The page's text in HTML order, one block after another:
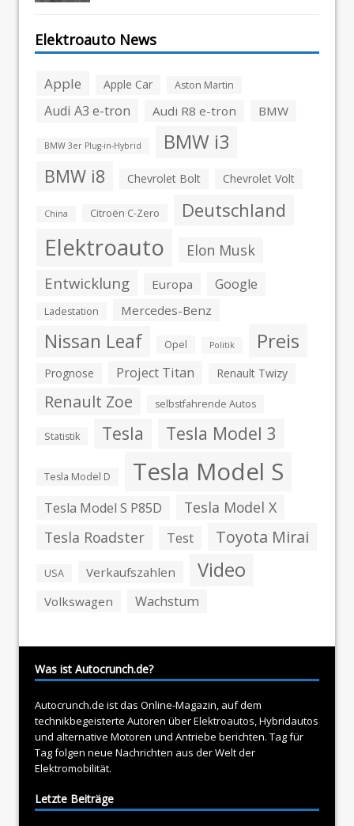
Elektroauto News
Apple Apple Car Aston Martin
Audi A3 e-tron Audi R8 e-tron BMW
BMW 3er Plug-in-Hybrid BMW i3
BMW i8 Chevrolet Bolt Chevrolet Volt
China Citroën C-Zero Deutschland
Elektroauto Elon Musk
Entwicklung Europa Google
Ladestation Mercedes-Benz
Nissan Leaf Opel Politik Preis
Prognose Project Titan Renault Twizy
Renault Zoe selbstfahrende Autos
Statistik Tesla Tesla Model 3
Tesla Model D Tesla Model S
Tesla Model S P85D
Tesla Model X
Tesla Roadster
Test Toyota Mirai
USA Verkaufszahlen Video
Volkswagen Wachstum
Was ist Autocrunch.de?
Autocrunch.de ist das Online-Magazin, auf dem
technikbegeisterte Autoren überElektroautos, Hybridautos
und alternative Motoren und Antriebe berichten. Tag für
Tag folgen neue Nachrichten aus der Welt der
Elektromobilität.
Letzte Beiträge